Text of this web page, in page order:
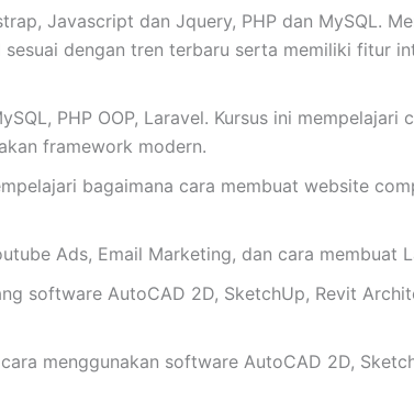
Javascript dan Jquery, PHP dan MySQL.
dengan tren terbaru serta memiliki fitur
PHP OOP, Laravel. Kursus ini mempelajari
framework modern.
bagaimana cara membuat website
Ads, Email Marketing, dan cara membuat
software AutoCAD 2D, SketchUp, Revit
menggunakan software AutoCAD 2D,